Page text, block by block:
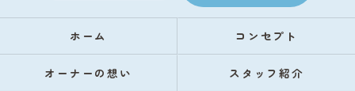
ホーム コンセプト
オーナーの想い スタッフ紹介